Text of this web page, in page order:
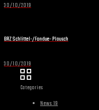
30/10/2019
BRZ Schlittel-/Fondue- Plausch
30/10/2019
Categories
News 19